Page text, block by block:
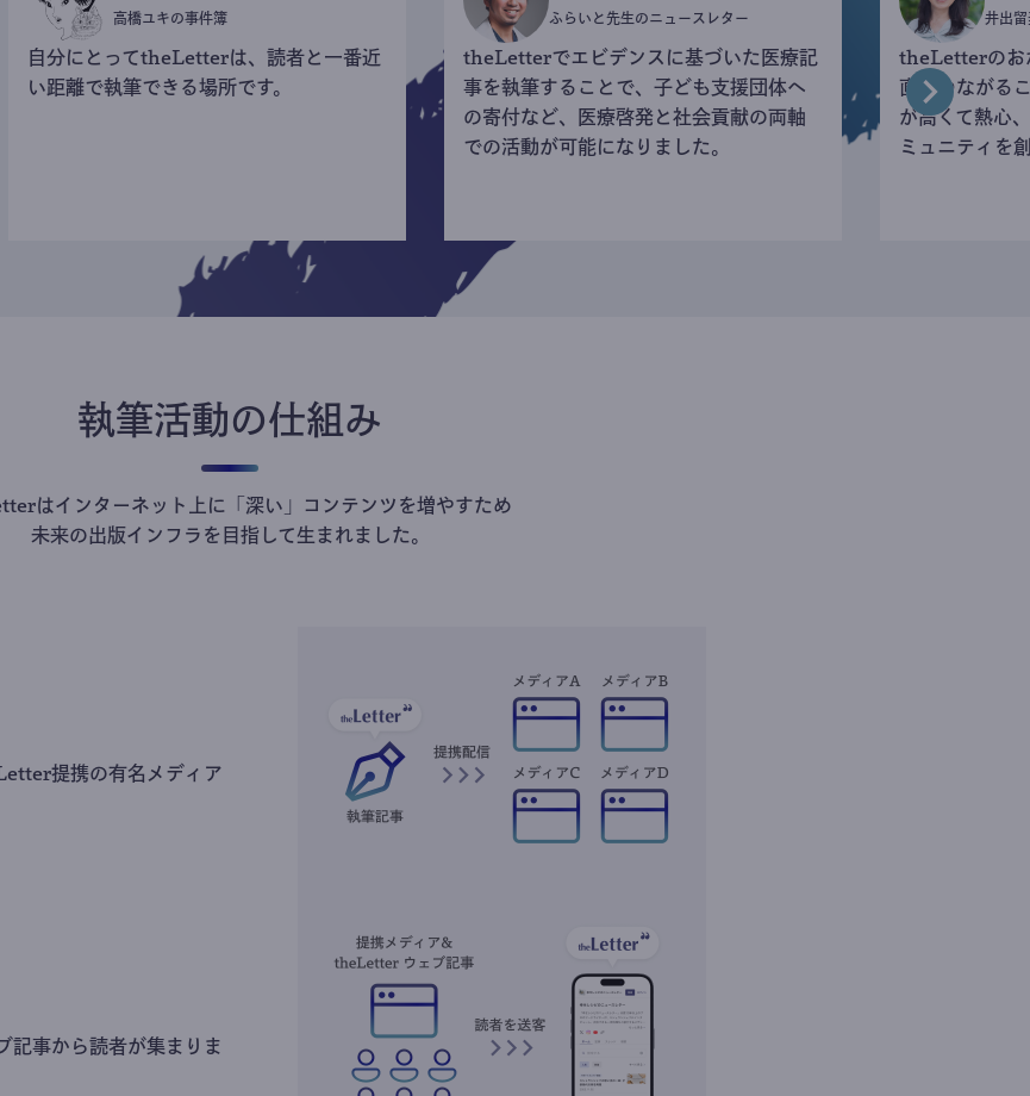
高橋ユキの事件簿
自分にとってtheLetterは、読者と一番近
い距離で執筆できる場所です。
ふらいと先生のニュースレター
theLetterでエビデンスに基づいた医療記
事を執筆することで、子ども支援団体へ
の寄付など、医療啓発と社会貢献の両軸
での活動が可能になりました。
井出
theLetterのお
直接つながる
が高くて熱心
ミュニティを
執筆活動の仕組み
はインターネット上に「深い」コンテンツを増やすため
未来の出版インフラを目指して生まれました。
提携の有名メディア
事から読者が集まりま